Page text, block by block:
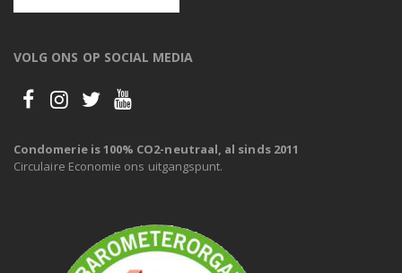
VOLG ONS OP SOCIAL MEDIA
Condomerie is 100% CO2-neutraal, al sinds 2011
Circulaire Economie ons uitgangspunt.